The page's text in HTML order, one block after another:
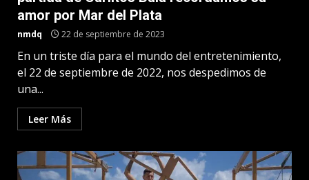
amor por Mar del Plata
nmdq 22 de septiembre de 2023
En un triste día para el mundo del entretenimiento,
el 22 de septiembre de 2022, nos despedimos de
una...
Leer Más